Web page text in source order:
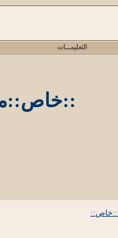
التعليمـــات
::خاص::موقعك